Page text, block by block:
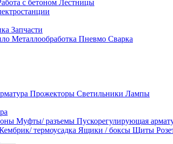
с бетоном Лестницы
Запчасти
Металлообработка Пневмо Сварка
Прожекторы Светильники Лампы
Муфты/ разъемы Пускорегулирующая
термоусадка Ящики / боксы Щиты